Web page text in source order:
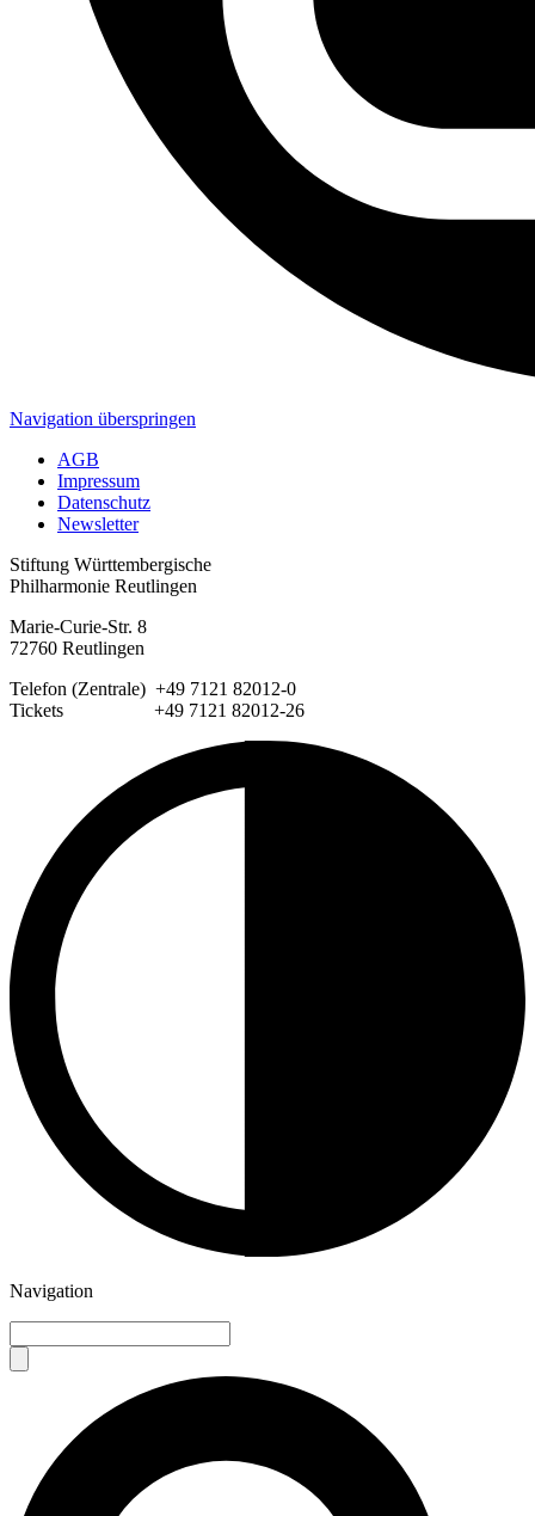
Navigation überspringen
AGB
Impressum
Datenschutz
Newsletter
Stiftung Württembergische
Philharmonie Reutlingen
Marie-Curie-Str. 8
72760 Reutlingen
Telefon (Zentrale) +49 7121 82012-0
Tickets +49 7121 82012-26
Navigation